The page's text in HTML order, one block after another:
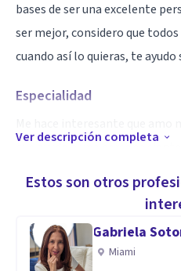
bases de ser una excelente
ser mejor, considero que
cuando así lo quieras, te ayudo
Especialidad
que ayudo a una persona
Autoestima, relaciones de
una calidad de vida
Ver descripción completa
Estos son otros
Gabriela
Miami